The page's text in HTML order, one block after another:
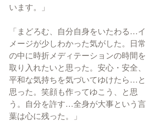
います。」
「まどろむ、自分自身をいたわる…イ
メージが少しわかった気がした。日常
の中に時折メディテーションの時間を
取り入れたいと思った。安心・安全、
平和な気持ちを気づいてゆけたら…と
思った。笑顔も作ってゆこう、と思
う。自分を許す…全身が大事という言
葉は心に残った。」